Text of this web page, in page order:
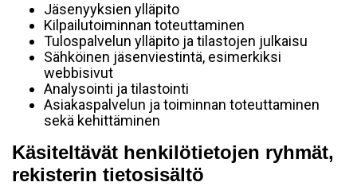
Jäsenyyksien ylläpito
Kilpailutoiminnan toteuttaminen
Tulospalvelun ylläpito ja tilastojen julkaisu
Sähköinen jäsenviestintä, esimerkiksi
webbisivut
Analysointi ja tilastointi
Asiakaspalvelun ja toiminnan toteuttaminen
sekä kehittäminen
Käsiteltävät henkilötietojen ryhmät,
rekisterin tietosisältö